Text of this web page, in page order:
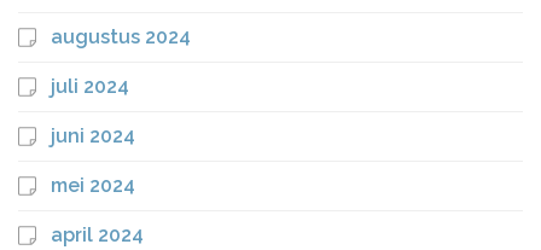
augustus 2024
juli 2024
juni 2024
mei 2024
april 2024